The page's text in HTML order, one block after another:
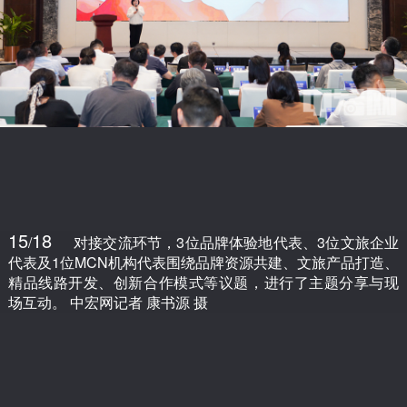
15/18
对接交流环节，3位品牌体验地代表、3位文旅企业
代表及1位MCN机构代表围绕品牌资源共建、文旅产品打造、
精品线路开发、创新合作模式等议题，进行了主题分享与现
场互动。 中宏网记者 康书源 摄